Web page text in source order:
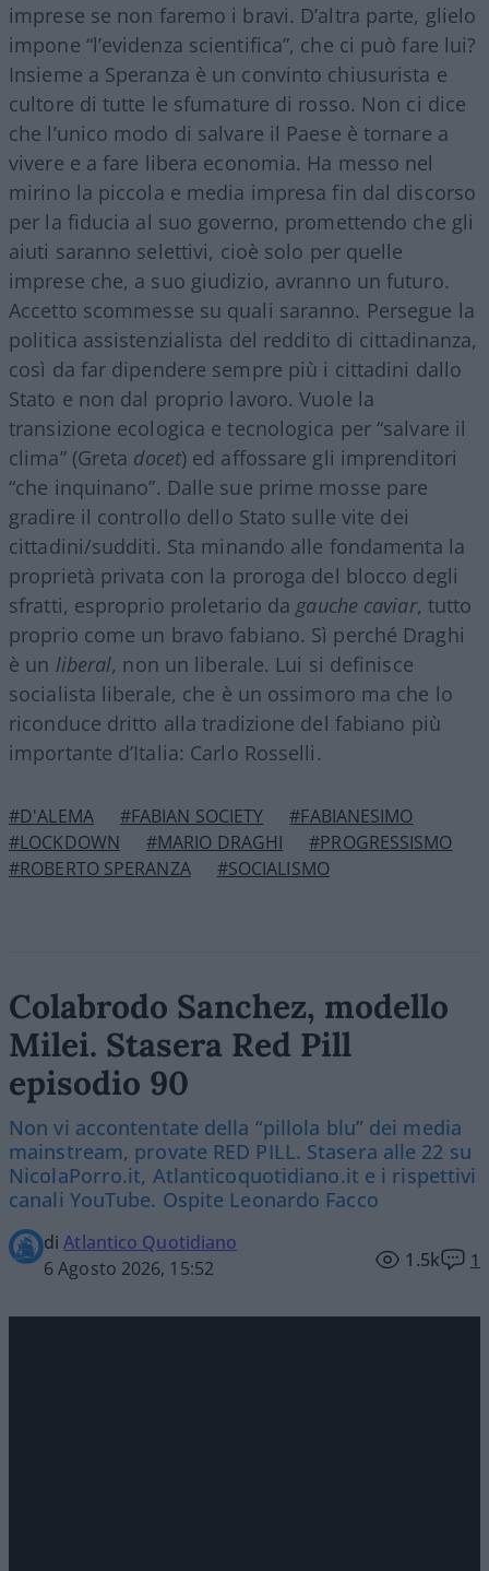
imprese se non faremo i bravi. D’altra parte, glielo
impone “l’evidenza scientifica”, che ci può fare lui?
Insieme a Speranza è un convinto chiusurista e
cultore di tutte le sfumature di rosso. Non ci dice
che l’unico modo di salvare il Paese è tornare a
vivere e a fare libera economia. Ha messo nel
mirino la piccola e media impresa fin dal discorso
per la fiducia al suo governo, promettendo che gli
aiuti saranno selettivi, cioè solo per quelle
imprese che, a suo giudizio, avranno un futuro.
Accetto scommesse su quali saranno. Persegue la
politica assistenzialista del reddito di cittadinanza,
così da far dipendere sempre più i cittadini dallo
Stato e non dal proprio lavoro. Vuole la
transizione ecologica e tecnologica per “salvare il
clima” (Greta docet) ed affossare gli imprenditori
“che inquinano”. Dalle sue prime mosse pare
gradire il controllo dello Stato sulle vite dei
cittadini/sudditi. Sta minando alle fondamenta la
proprietà privata con la proroga del blocco degli
sfratti, esproprio proletario da gauche caviar, tutto
proprio come un bravo fabiano. Sì perché Draghi
è un liberal, non un liberale. Lui si definisce
socialista liberale, che è un ossimoro ma che lo
riconduce dritto alla tradizione del fabiano più
importante d’Italia: Carlo Rosselli.
#D'ALEMA #FABIAN SOCIETY
#FABIANESIMO
#LOCKDOWN
#MARIO DRAGHI
#PROGRESSISMO
#ROBERTO SPERANZA
#SOCIALISMO
Colabrodo Sanchez, modello
Milei. Stasera Red Pill
episodio 90
Non vi accontentate della “pillola blu” dei media
mainstream, provate RED PILL. Stasera alle 22 su
NicolaPorro.it, Atlanticoquotidiano.it e i rispettivi
canali YouTube. Ospite Leonardo Facco
diAtlantico Quotidiano
6 Agosto 2026, 15:52
1.5k 1